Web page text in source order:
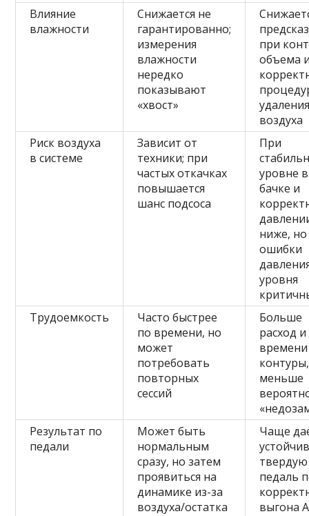
Влияние
влажности
Снижается не
гарантированно;
измерения
влажности
нередко
показывают
«хвост»
при
объема
воздуха
Риск воздуха
в системе
Зависит от
техники; при
частых откачках
повышается
шанс подсоса
При
уровне в
бачке и
ниже, но
ошибки
уровня
Трудоемкость
Часто быстрее
по времени, но
может
потребовать
повторных
сессий
Больше
расход и
меньше
Результат по
педали
Может быть
нормальным
сразу, но затем
проявиться на
динамике из-за
воздуха/остатка
Чаще
твердую
педаль
выгона